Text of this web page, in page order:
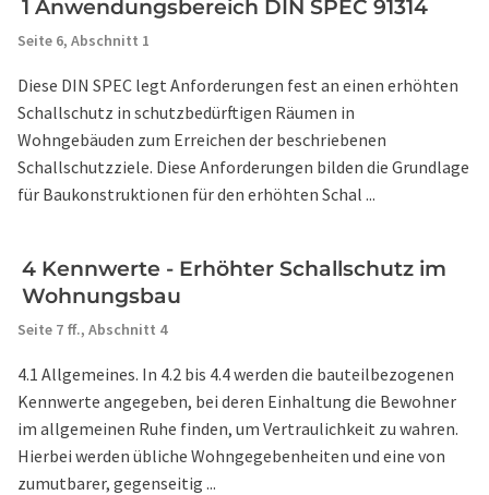
1 Anwendungsbereich DIN SPEC 91314
Seite 6, Abschnitt 1
Diese DIN SPEC legt Anforderungen fest an einen erhöhten
Schallschutz in schutzbedürftigen Räumen in
Wohngebäuden zum Erreichen der beschriebenen
Schallschutzziele. Diese Anforderungen bilden die Grundlage
für Baukonstruktionen für den erhöhten Schal ...
4 Kennwerte - Erhöhter Schallschutz im
Wohnungsbau
Seite 7 ff., Abschnitt 4
4.1 Allgemeines. In 4.2 bis 4.4 werden die bauteilbezogenen
Kennwerte angegeben, bei deren Einhaltung die Bewohner
im allgemeinen Ruhe finden, um Vertraulichkeit zu wahren.
Hierbei werden übliche Wohngegebenheiten und eine von
zumutbarer, gegenseitig ...